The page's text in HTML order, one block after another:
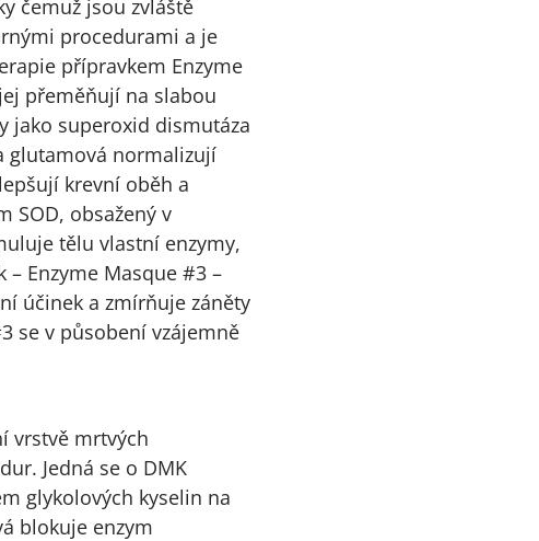
čemuž jsou zvláště
procedurami a je
přípravkem Enzyme
přeměňují na slabou
jako superoxid dismutáza
glutamová normalizují
krevní oběh a
SOD, obsažený v
tělu vlastní enzymy,
Enzyme Masque #3 –
účinek a zmírňuje záněty
se v působení vzájemně
vrstvě mrtvých
Jedná se o DMK
glykolových kyselin na
blokuje enzym